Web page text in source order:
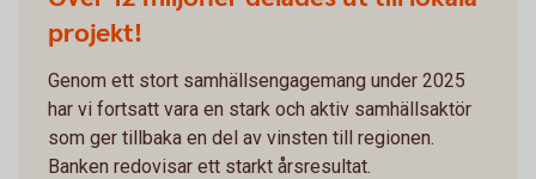
projekt!
Genom ett stort samhällsengagemang under 2025
har vi fortsatt vara en stark och aktiv samhällsaktör
som ger tillbaka en del av vinsten till regionen.
Banken redovisar ett starkt årsresultat.